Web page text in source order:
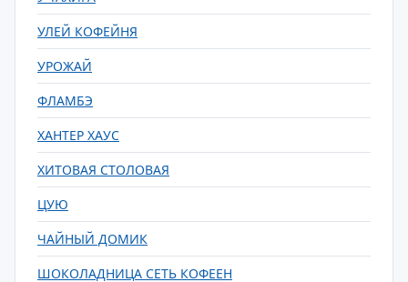
УЛЕЙ КОФЕЙНЯ
УРОЖАЙ
ФЛАМБЭ
ХАНТЕР ХАУС
ХИТОВАЯ СТОЛОВАЯ
ЦУЮ
ЧАЙНЫЙ ДОМИК
ШОКОЛАДНИЦА СЕТЬ КОФЕЕН